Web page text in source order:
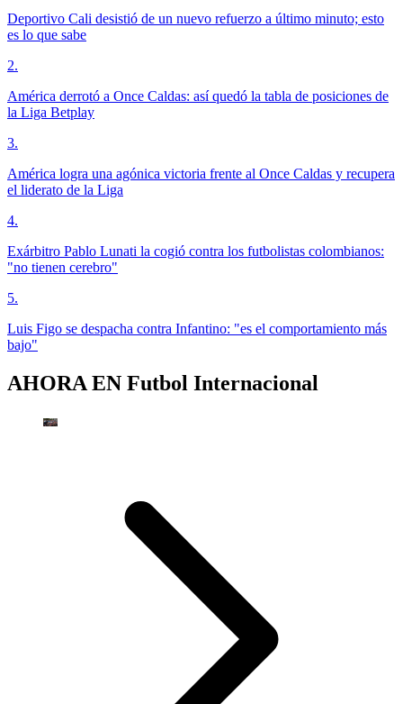
Deportivo Cali desistió de un nuevo refuerzo a último minuto; esto
es lo que sabe
2.
América derrotó a Once Caldas: así quedó la tabla de posiciones de
la Liga Betplay
3.
América logra una agónica victoria frente al Once Caldas y recupera
el liderato de la Liga
4.
Exárbitro Pablo Lunati la cogió contra los futbolistas colombianos:
"no tienen cerebro"
5.
Luis Figo se despacha contra Infantino: "es el comportamiento más
bajo"
AHORA EN Futbol Internacional